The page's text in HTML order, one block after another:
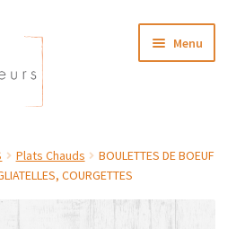
Menu
end
Plats Chauds
BOULETTES DE BOEUF
COURGETTES